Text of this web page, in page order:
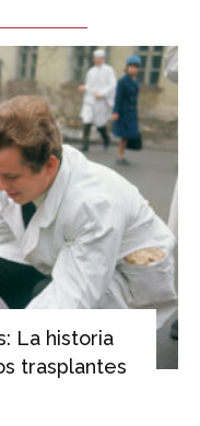
La historia
trasplantes